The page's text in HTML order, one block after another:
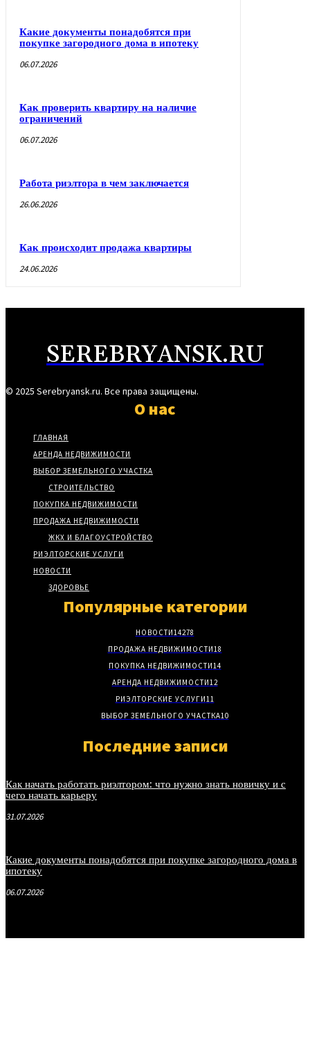
Какие документы понадобятся при
покупке загородного дома в ипотеку
06.07.2026
Как проверить квартиру на наличие
ограничений
06.07.2026
Работа риэлтора в чем заключается
26.06.2026
Как происходит продажа квартиры
24.06.2026
SEREBRYANSK.RU
© 2025 Serebryansk.ru. Все права защищены.
О нас
ГЛАВНАЯ
АРЕНДА НЕДВИЖИМОСТИ
ВЫБОР ЗЕМЕЛЬНОГО УЧАСТКА
СТРОИТЕЛЬСТВО
ПОКУПКА НЕДВИЖИМОСТИ
ПРОДАЖА НЕДВИЖИМОСТИ
ЖКХ И БЛАГОУСТРОЙСТВО
РИЭЛТОРСКИЕ УСЛУГИ
НОВОСТИ
ЗДОРОВЬЕ
Популярные категории
НОВОСТИ14278
ПРОДАЖА НЕДВИЖИМОСТИ18
ПОКУПКА НЕДВИЖИМОСТИ14
АРЕНДА НЕДВИЖИМОСТИ12
РИЭЛТОРСКИЕ УСЛУГИ11
ВЫБОР ЗЕМЕЛЬНОГО УЧАСТКА10
Последние записи
Как начать работать риэлтором: что нужно знать новичку и с
чего начать карьеру
31.07.2026
Какие документы понадобятся при покупке загородного дома в
ипотеку
06.07.2026